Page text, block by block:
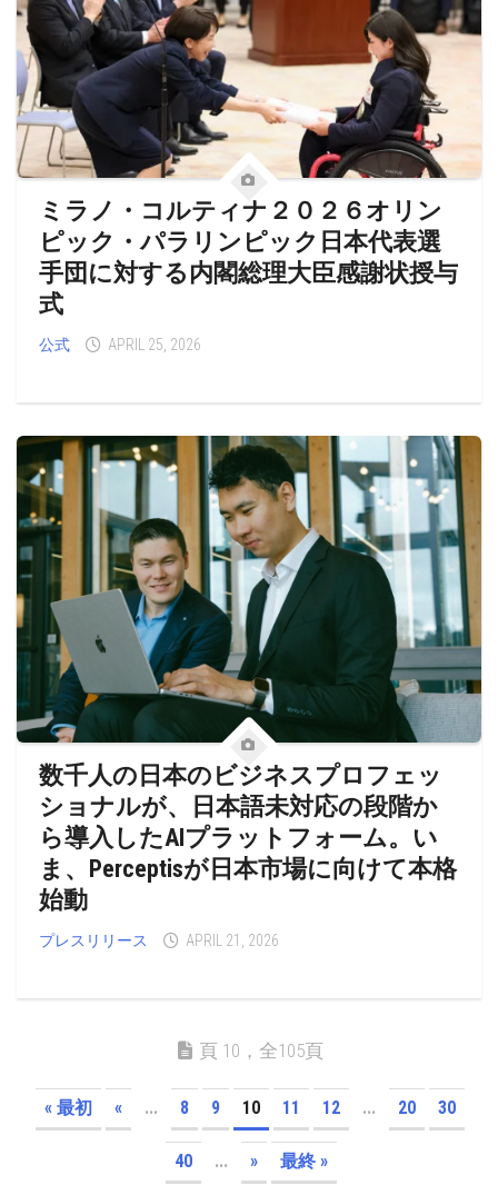
ミラノ・コルティナ２０２６オリン
ピック・パラリンピック日本代表選
手団に対する内閣総理大臣感謝状授与
式
公式 APRIL 25, 2026
数千人の日本のビジネスプロフェッ
ショナルが、日本語未対応の段階か
ら導入したAIプラットフォーム。い
ま、Perceptisが日本市場に向けて本格
始動
プレスリリース APRIL 21, 2026
頁 10，全105頁
« 最初 « ... 8 9 10 11 12 ... 20 30
40 ... » 最終 »